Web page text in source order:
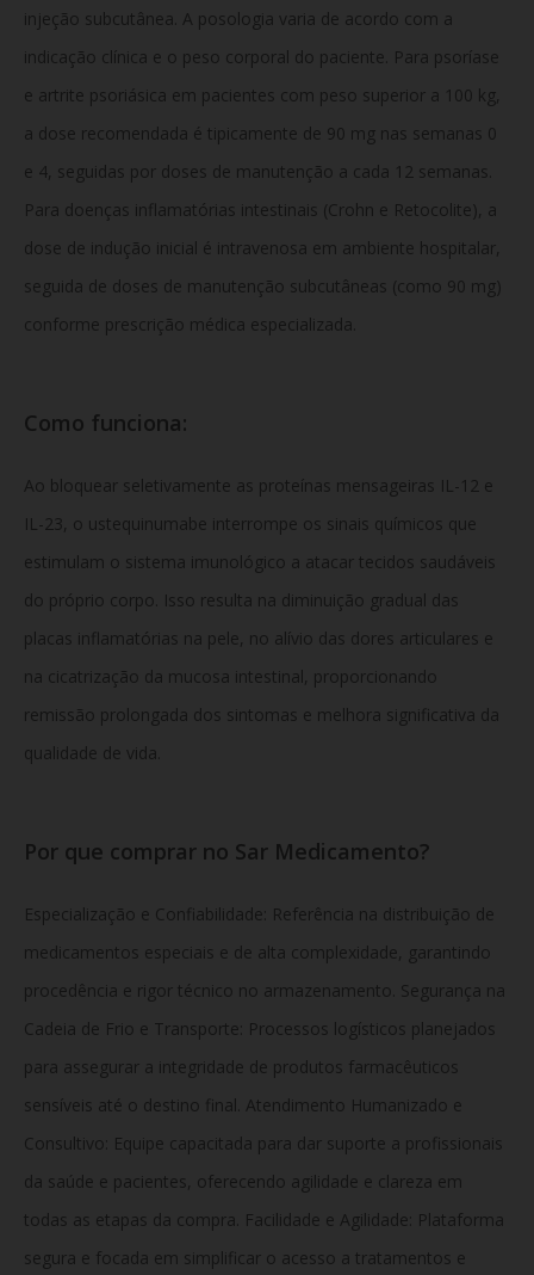
injeção subcutânea. A posologia varia de acordo com a
indicação clínica e o peso corporal do paciente. Para psoríase
e artrite psoriásica em pacientes com peso superior a 100 kg,
a dose recomendada é tipicamente de 90 mg nas semanas 0
e 4, seguidas por doses de manutenção a cada 12 semanas.
Para doenças inflamatórias intestinais (Crohn e Retocolite), a
dose de indução inicial é intravenosa em ambiente hospitalar,
seguida de doses de manutenção subcutâneas (como 90 mg)
conforme prescrição médica especializada.
Como funciona:
Ao bloquear seletivamente as proteínas mensageiras IL-12 e
IL-23, o ustequinumabe interrompe os sinais químicos que
estimulam o sistema imunológico a atacar tecidos saudáveis
do próprio corpo. Isso resulta na diminuição gradual das
placas inflamatórias na pele, no alívio das dores articulares e
na cicatrização da mucosa intestinal, proporcionando
remissão prolongada dos sintomas e melhora significativa da
qualidade de vida.
Por que comprar no Sar Medicamento?
Especialização e Confiabilidade: Referência na distribuição de
medicamentos especiais e de alta complexidade, garantindo
procedência e rigor técnico no armazenamento. Segurança na
Cadeia de Frio e Transporte: Processos logísticos planejados
para assegurar a integridade de produtos farmacêuticos
sensíveis até o destino final. Atendimento Humanizado e
Consultivo: Equipe capacitada para dar suporte a profissionais
da saúde e pacientes, oferecendo agilidade e clareza em
todas as etapas da compra. Facilidade e Agilidade: Plataforma
segura e focada em simplificar o acesso a tratamentos e